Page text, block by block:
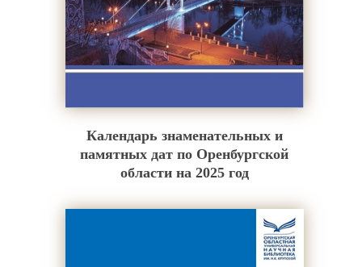
Календарь знаменательных и
памятных дат по Оренбургской
области на 2025 год